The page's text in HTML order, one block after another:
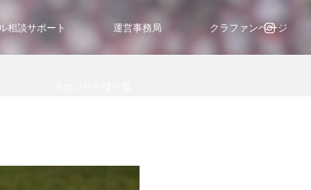
相談サポート 運営事務局 クラファンページ